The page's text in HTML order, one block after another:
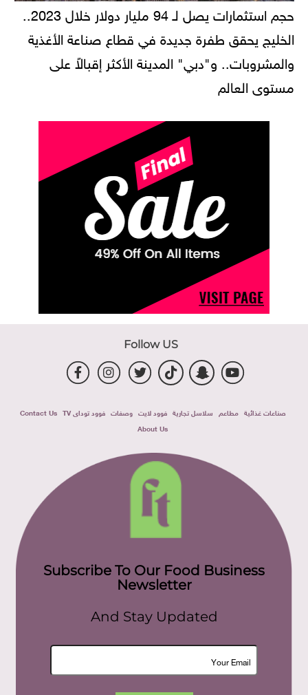
حجم استثمارات يصل لـ 94 مليار دولار خلال 2023..
الخليج يحقق طفرة جديدة في قطاع صناعة الأغذية
والمشروبات.. و"دبي" المدينة الأكثر إقبالاً على
مستوى العالم
Follow US
صناعات غذائية مطاعم سلاسل تجارية فوود لايت وصفات فوود توداى TV
Contact Us
About Us
Subscribe To Our Food Business
Newsletter
And Stay Updated